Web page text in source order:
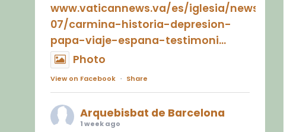
www.vaticannews.va/es/iglesia/news/2026-
07/carmina-historia-depresion-
papa-viaje-espana-testimoni...
Photo
View on Facebook · Share
Arquebisbat de Barcelona
1 week ago